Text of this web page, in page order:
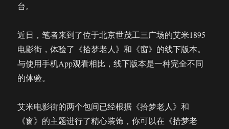
台。
近日，笔者来到了位于北京世茂工三广场的艾米1895
电影街，体验了《拾梦老人》和《窗》的线下版本。
与使用手机App观看相比，线下版本是一种完全不同
的体验。
艾米电影街的两个包间已经根据《拾梦老人》和
《窗》的主题进行了精心装饰，你可以在《拾梦老